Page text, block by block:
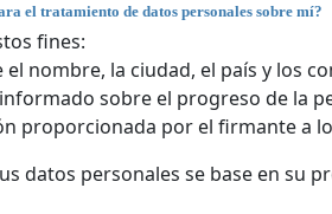
el tratamiento de datos personales sobre mí?
fines:
nombre, la ciudad, el país y los
sobre el progreso de la
proporcionada por el firmante a
datos personales se base en su